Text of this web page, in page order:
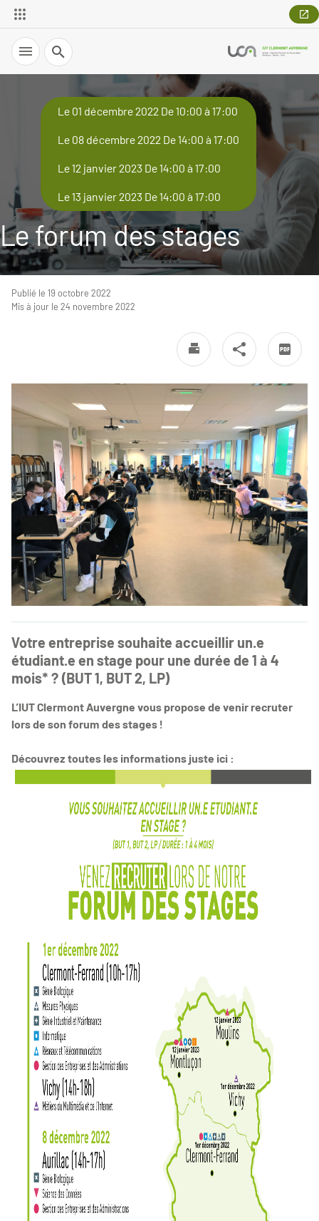
Recherche
Le 01 décembre 2022 De 10:00 à 17:00
Le 08 décembre 2022 De 14:00 à 17:00
Le 12 janvier 2023 De 14:00 à 17:00
Le 13 janvier 2023 De 14:00 à 17:00
Le forum des stages
Publié le 19 octobre 2022
Mis à jour le 24 novembre 2022
​​​​​​​Votre entreprise souhaite accueillir un.e
étudiant.e en stage pour une durée de 1 à 4
mois* ? (BUT 1, BUT 2, LP)
L’IUT Clermont Auvergne vous propose de venir recruter
lors de son forum des stages !
Découvrez toutes les informations juste ici :